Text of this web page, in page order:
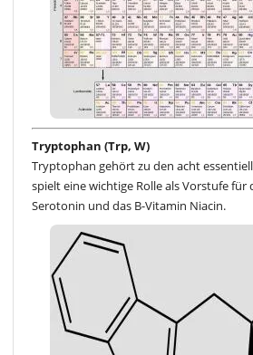
Tryptophan (Trp, W)
Tryptophan gehört zu den acht
spielt eine wichtige Rolle als Vorstufe
Serotonin und das B-Vitamin Niacin.